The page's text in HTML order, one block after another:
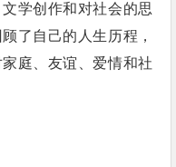
学创作和对社会的思
了自己的人生历程，
庭、友谊、爱情和社